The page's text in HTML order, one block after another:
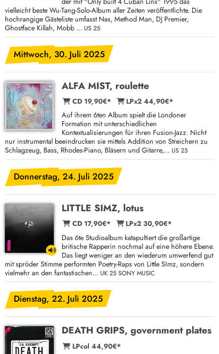
vielleicht beste Wu-Tang-Solo-Album aller Zeiten veröffentlichte. Die
hochrangige Gästeliste umfasst Nas, Method Man, DJ Premier,
Ghostface Killah, Mobb ... US 25
Mittwoch, 30. Juli 2025
ALFA MIST, roulette
CD 19,90€*
LPx2 44,90€*
Auf ihrem 6ten Album spielt die Londoner
Formation mit unterschiedlichen
Kontextualisierungen für ihren Fusion-Jazz. Nicht
nur instrumental beeindrucken sie mittels Addition von Streichern zu
Schlagzeug, Bass, Rhodes-Piano, Bläsern und Gitarre,... US 25
Donnerstag, 24. Juli 2025
LITTLE SIMZ, lotus
CD 17,90€*
LPx2 30,90€*
Das 6te Studioalbum katapultiert die großartige
britische Rapperin nochmal auf eine höhere Ebene.
Das liegt weniger an den wiederum umwerfend gut
mit spröder Stimme performten Poetry-Raps von Little SImz, sondern
vielmehr an den fantastischen... UK 25 SONY MUSIC
Dienstag, 22. Juli 2025
DEATH GRIPS, government plates
LPcol 44,90€*